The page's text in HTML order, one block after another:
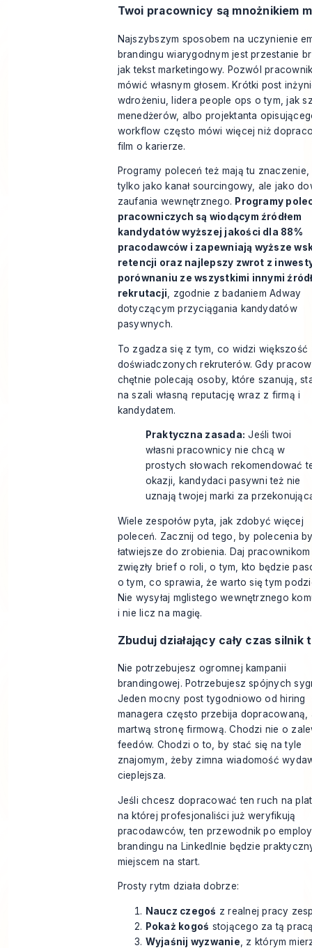
Twoi pracownicy są mnożnikiem
Najszybszym sposobem na uczynienie
brandingu wiarygodnym jest przestanie
jak tekst marketingowy. Pozwól
mówić własnym głosem. Krótki post
wdrożeniu, lidera people ops o tym, jak
menedżerów, albo projektanta
workflow często mówi więcej niż
film o karierze.
Programy poleceń też mają tu znaczenie,
tylko jako kanał sourcingowy, ale jako
zaufania wewnętrznego. Programy
pracowniczych są wiodącym źródłem
kandydatów wyższej jakości dla 88%
pracodawców i zapewniają wyższe
retencji oraz najlepszy zwrot z
porównaniu ze wszystkimi innymi
rekrutacji, zgodnie z badaniem Adway
dotyczącym przyciągania kandydatów
pasywnych.
To zgadza się z tym, co widzi większość
doświadczonych rekruterów. Gdy
chętnie polecają osoby, które szanują,
na szali własną reputację wraz z firmą i
kandydatem.
Praktyczna zasada: Jeśli twoi
własni pracownicy nie chcą w
prostych słowach rekomendować
okazji, kandydaci pasywni też nie
uznają twojej marki za
Wiele zespołów pyta, jak zdobyć więcej
poleceń. Zacznij od tego, by polecenia
łatwiejsze do zrobienia. Daj pracownikom
zwięzły brief o roli, o tym, kto będzie
o tym, co sprawia, że warto się tym
Nie wysyłaj mglistego wewnętrznego
i nie licz na magię.
Zbuduj działający cały czas silnik
Nie potrzebujesz ogromnej kampanii
brandingowej. Potrzebujesz spójnych
Jeden mocny post tygodniowo od hiring
managera często przebija dopracowaną,
martwą stronę firmową. Chodzi nie o
feedów. Chodzi o to, by stać się na tyle
znajomym, żeby zimna wiadomość
cieplejsza.
Jeśli chcesz dopracować ten ruch na
na której profesjonaliści już weryfikują
pracodawców, ten przewodnik po
brandingu na LinkedInie będzie
miejscem na start.
Prosty rytm działa dobrze:
Naucz czegoś z realnej pracy
Pokaż kogoś stojącego za tą
Wyjaśnij wyzwanie , z którym